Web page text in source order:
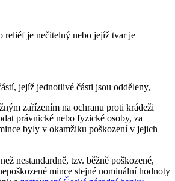
reliéf je nečitelný nebo jejíž tvar je
jejíž jednotlivé části jsou odděleny,
zařízením na ochranu proti krádeži
právnické nebo fyzické osoby, za
byly v okamžiku poškození v jejich
nestandardně, tzv. běžně poškozené,
mince stejné nominální hodnoty